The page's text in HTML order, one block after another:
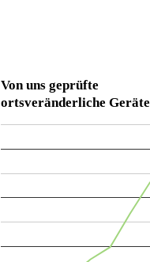
Von uns geprüfte
ortsveränderliche Geräte